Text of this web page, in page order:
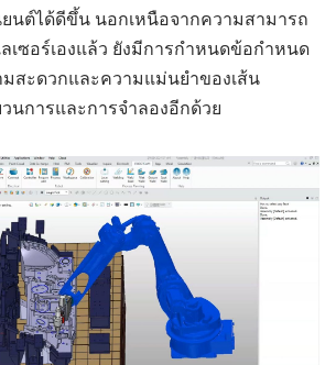
ยนต์ได้ดีขึ้น นอกเหนือจากความสามารถ
เซอร์เองแล้ว ยังมีการกำหนดข้อกำหนด
มสะดวกและความแม่นยำของเส้น
นการและการจำลองอีกด้วย